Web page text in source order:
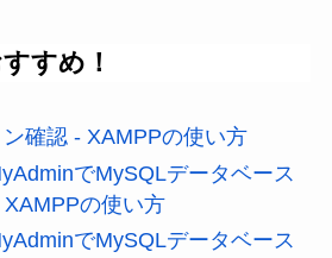
すめ！
確認 - XAMPPの使い方
でMySQLデータベース
の使い方
でMySQLデータベース